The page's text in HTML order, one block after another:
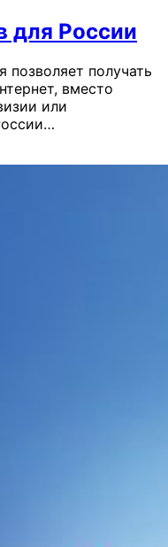
для России
позволяет получать
вместо
или